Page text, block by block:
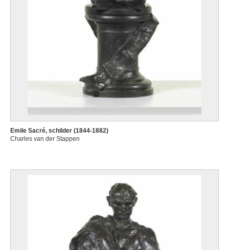
Emile Sacré, schilder (1844-1882)
Charles van der Stappen